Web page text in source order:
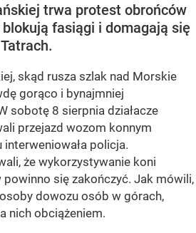
trwa protest obrońców
fasiągi i domagają się
skąd rusza szlak nad Morskie
gorąco i bynajmniej
sobotę 8 sierpnia działacze
przejazd wozom konnym
policja.
że wykorzystywanie koni
się zakończyć. Jak mówili,
dowozu osób w górach,
nich obciążeniem.